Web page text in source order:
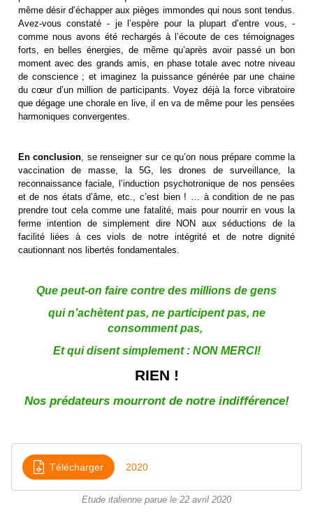
même désir d’échapper aux pièges immondes qui nous sont tendus.
Avez-vous constaté - je l’espère pour la plupart d’entre vous, -
comme nous avons été rechargés à l’écoute de ces témoignages
forts, en belles énergies, de même qu’après avoir passé un bon
moment avec des grands amis, en phase totale avec notre niveau
de conscience ; et imaginez la puissance générée par une chaine
du cœur d’un million de participants. Voyez déjà la force vibratoire
que dégage une chorale en live, il en va de même pour les pensées
harmoniques convergentes.
En conclusion , se renseigner sur ce qu’on nous prépare comme la
vaccination de masse, la 5G, les drones de surveillance, la
reconnaissance faciale, l’induction psychotronique de nos pensées
et de nos états d’âme, etc., c’est bien ! … à condition de ne pas
prendre tout cela comme une fatalité, mais pour nourrir en vous la
ferme intention de simplement dire NON aux séductions de la
facilité liées à ces viols de notre intégrité et de notre dignité
cautionnant nos libertés fondamentales.
Que peut-on faire contre des millions de gens
qui n’achètent pas, ne participent pas, ne
consomment pas,
Et qui disent simplement : NON MERCI!
RIEN !
Nos prédateurs mourront de notre indifférence!
Télécharger 2020
Etude italienne parue le 22 avril 2020